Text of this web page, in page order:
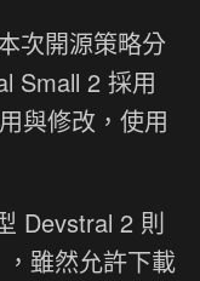
次開源策略分
Small 2 採用
與修改，使用
Devstral 2 則
雖然允許下載